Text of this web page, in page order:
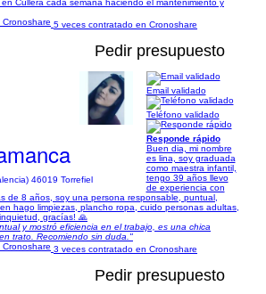
Cullera cada semana haciendo el mantenimiento y
5 veces contratado en Cronoshare
Pedir presupuesto
46019 Torrefiel
Email validado
Teléfono validado
Responde rápido
Buen dia, mi nombre
es lina, soy graduada
como maestra infantil,
tengo 39 años llevo
de experiencia con
de 8 años, soy una persona responsable, puntual,
hago limpiezas, plancho ropa, cuido personas adultas,
gracías! 🙏
y mostró eficiencia en el trabajo, es una chica
trato. Recomiendo sin duda."
3 veces contratado en Cronoshare
Pedir presupuesto